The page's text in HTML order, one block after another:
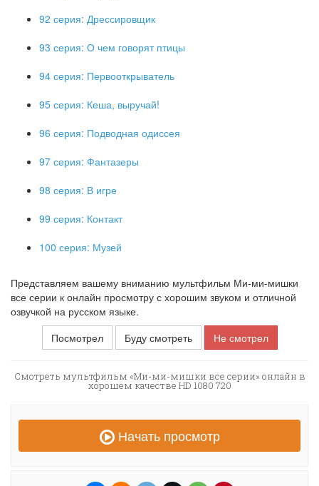
92 серия: Дрессировщик
93 серия: О чем говорят птицы
94 серия: Первооткрыватель
95 серия: Кеша, выручай!
96 серия: Подводная одиссея
97 серия: Фантазеры
98 серия: В игре
99 серия: Контакт
100 серия: Музей
Представляем вашему вниманию мультфильм Ми-ми-мишки
все серии к онлайн просмотру с хорошим звуком и отличной
озвучкой на русском языке.
Посмотрел
Буду смотреть Не смотрел
Смотреть мультфильм «Ми-ми-мишки все серии» онлайн в
хорошем качестве HD 1080 720
Начать просмотр